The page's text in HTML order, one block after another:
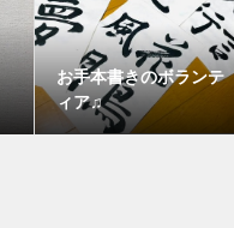
お手本書きのボランテ
ィア♫